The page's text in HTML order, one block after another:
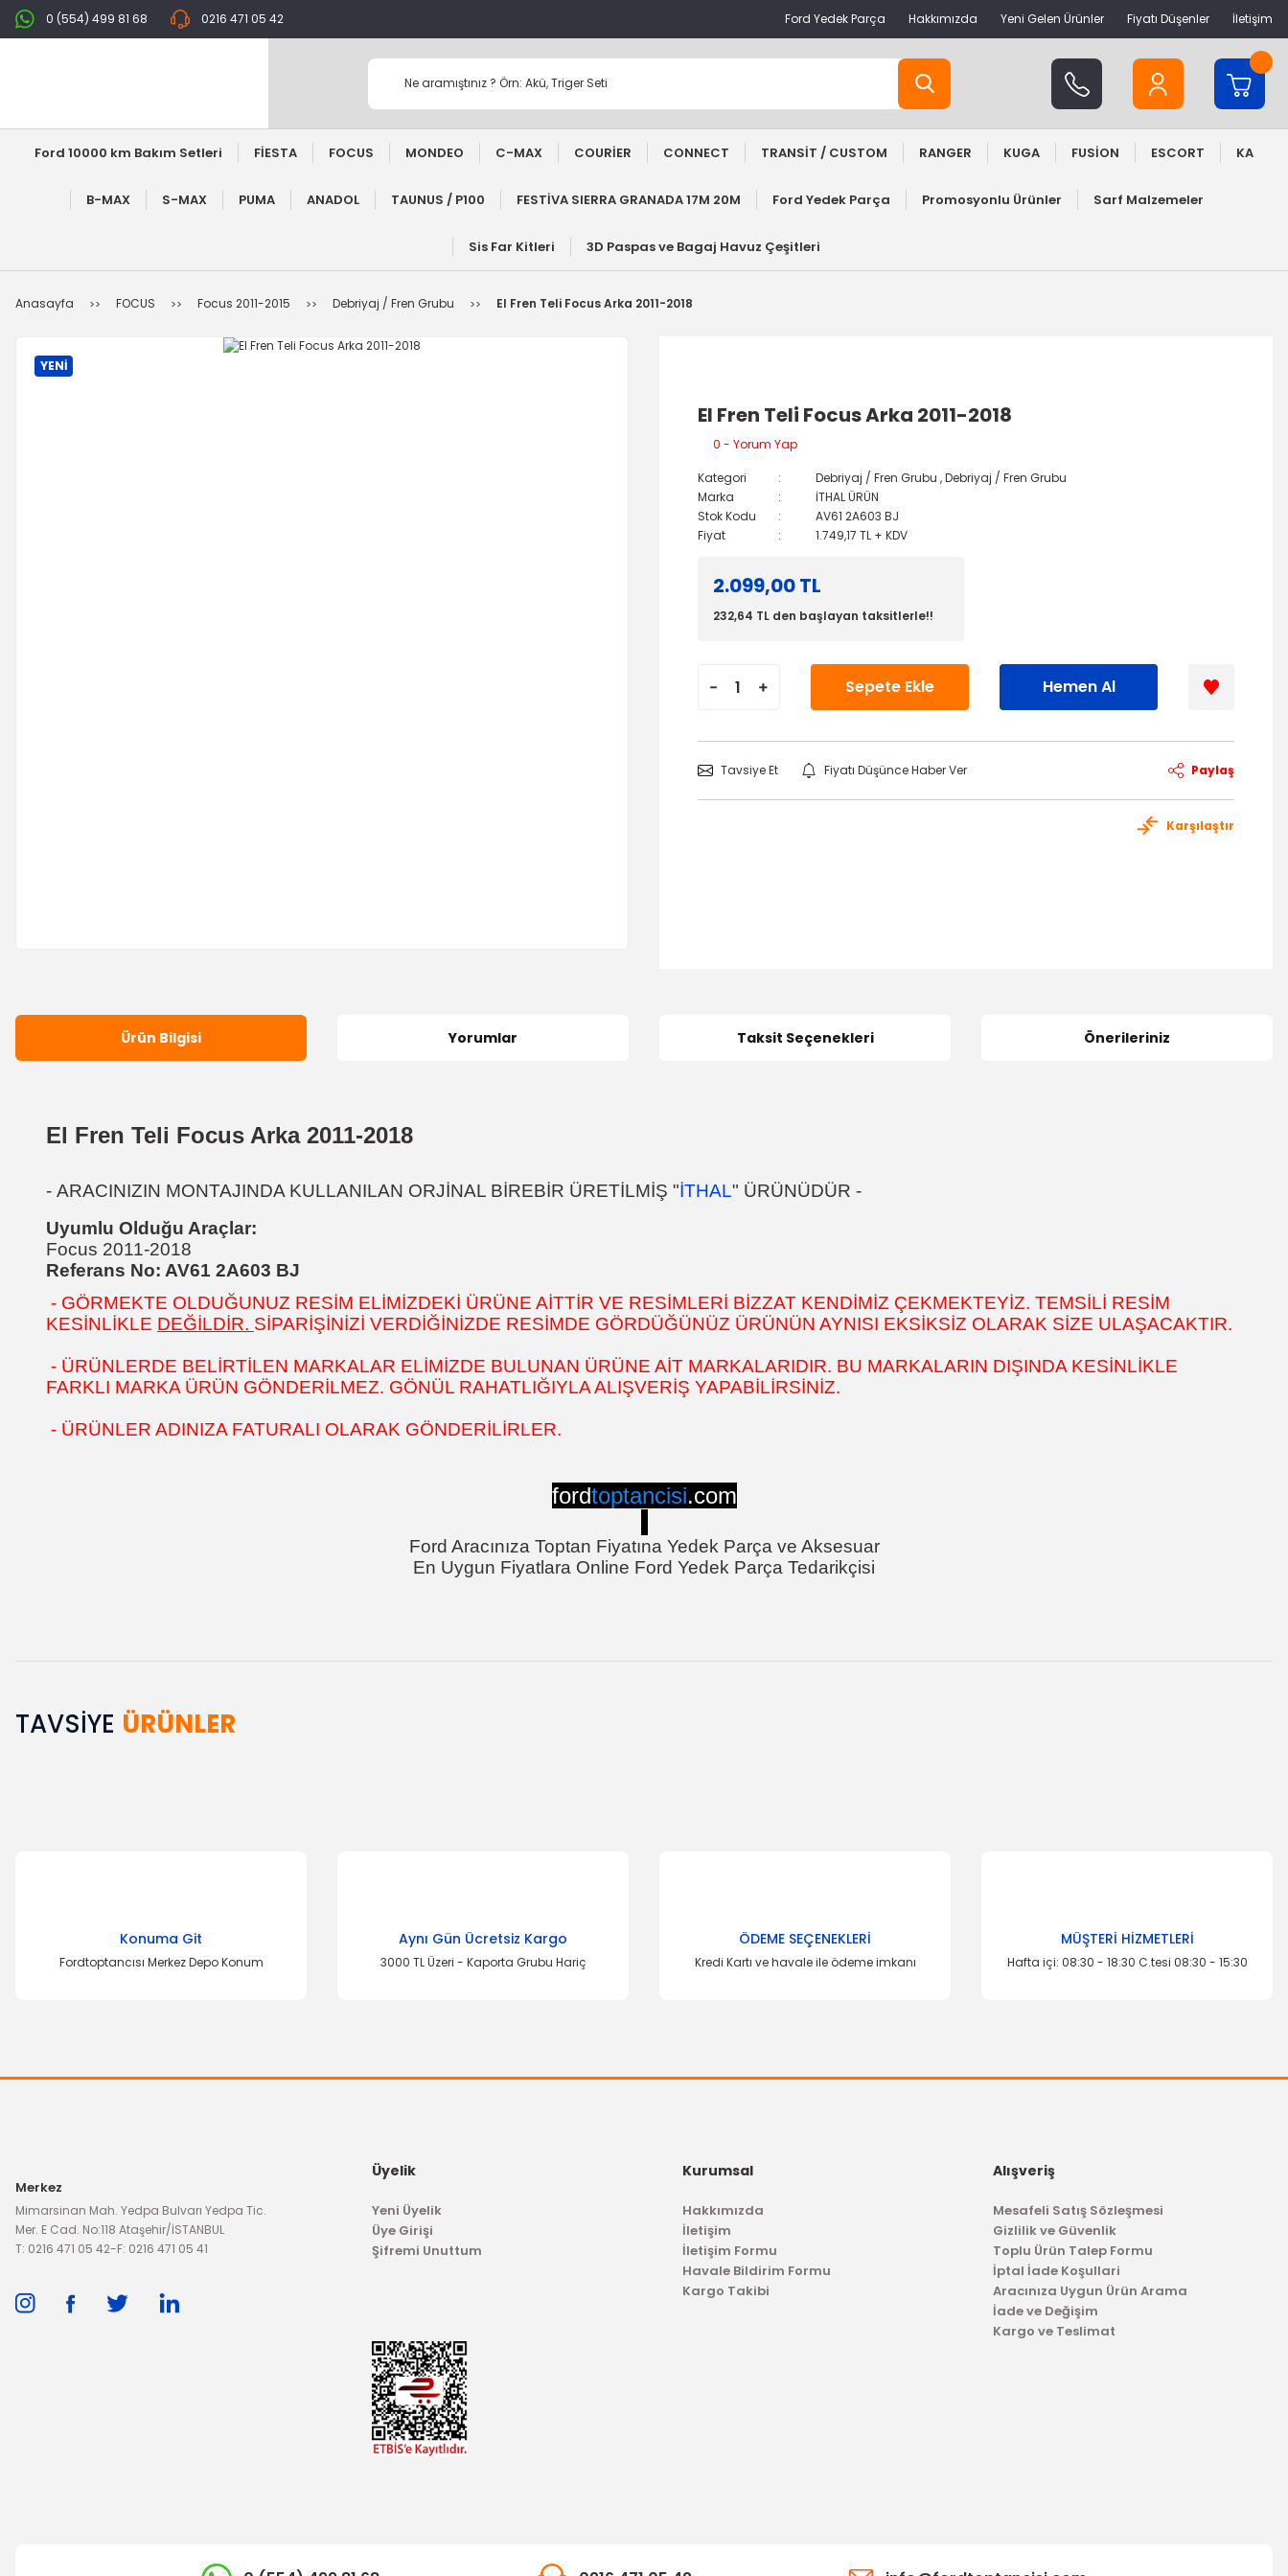
0 (554) 499 81 68 0216 471 05 42 Ford Yedek Parça Hakkımızda Yeni Gelen Ürünler Fiyatı Düşenler İletişim
Ford 10000 km Bakım Setleri FİESTA FOCUS MONDEO C-MAX COURİER CONNECT TRANSİT / CUSTOM RANGER KUGA FUSİON ESCORT KA
B-MAX S-MAX PUMA ANADOL TAUNUS / P100 FESTİVA SIERRA GRANADA 17M 20M Ford Yedek Parça Promosyonlu Ürünler Sarf Malzemeler
Sis Far Kitleri 3D Paspas ve Bagaj Havuz Çeşitleri
Anasayfa FOCUS Focus 2011-2015 Debriyaj / Fren Grubu El Fren Teli Focus Arka 2011-2018
YENİ
El Fren Teli Focus Arka 2011-2018
0 - Yorum Yap
Kategori Debriyaj / Fren Grubu ,Debriyaj / Fren Grubu
Marka
İTHAL ÜRÜN
Stok Kodu
AV61 2A603 BJ
Fiyat
1.749,17 TL + KDV
2.099,00 TL
232,64 TL den başlayan taksitlerle!!
Sepete Ekle Hemen Al
Tavsiye Et Fiyatı Düşünce Haber Ver Paylaş
Karşılaştır
Ürün Bilgisi Yorumlar Taksit Seçenekleri Önerileriniz
El Fren Teli Focus Arka 2011-2018
- ARACINIZIN MONTAJINDA KULLANILAN ORJİNAL BİREBİR ÜRETİLMİŞ "İTHAL" ÜRÜNÜDÜR -
Uyumlu Olduğu Araçlar:
Focus 2011-2018
Referans No: AV61 2A603 BJ
- GÖRMEKTE OLDUĞUNUZ RESİM ELİMİZDEKİ ÜRÜNE AİTTİR VE RESİMLERİ BİZZAT KENDİMİZ ÇEKMEKTEYİZ. TEMSİLİ RESİM
KESİNLİKLE DEĞİLDİR. SİPARİŞİNİZİ VERDİĞİNİZDE RESİMDE GÖRDÜĞÜNÜZ ÜRÜNÜN AYNISI EKSİKSİZ OLARAK SİZE ULAŞACAKTIR.
- ÜRÜNLERDE BELİRTİLEN MARKALAR ELİMİZDE BULUNAN ÜRÜNE AİT MARKALARIDIR. BU MARKALARIN DIŞINDA KESİNLİKLE
FARKLI MARKA ÜRÜN GÖNDERİLMEZ. GÖNÜL RAHATLIĞIYLA ALIŞVERİŞ YAPABİLİRSİNİZ.
- ÜRÜNLER ADINIZA FATURALI OLARAK GÖNDERİLİRLER.
fordtoptancisi.com
Ford Aracınıza Toptan Fiyatına Yedek Parça ve Aksesuar
En Uygun Fiyatlara Online Ford Yedek Parça Tedarikçisi
Bu ürünün fiyat bilgisi, resim, ürün açıklamalarında ve diğer konularda yetersiz gördüğünüz noktaları öneri formunu kullanarak tarafımıza iletebilirsiniz.
TAVSİYE ÜRÜNLER
674,12 TL
OTOSAN
TÜKENDİ
Konuma Git
Fordtoptancısı Merkez Depo Konum
Aynı Gün Ücretsiz Kargo
3000 TL Üzeri - Kaporta Grubu Hariç
ÖDEME SEÇENEKLERİ
Kredi Kartı ve havale ile ödeme imkanı
MÜŞTERİ HİZMETLERİ
Hafta içi: 08:30 - 18:30 C.tesi 08:30 - 15:30
Merkez
Mimarsinan Mah. Yedpa Bulvarı Yedpa Tic.
Mer. E Cad. No:118 Ataşehir/İSTANBUL
T: 0216 471 05 42-F: 0216 471 05 41
Üyelik
Yeni Üyelik
Üye Girişi
Şifremi Unuttum
Kurumsal
Hakkımızda
İletişim
İletişim Formu
Havale Bildirim Formu
Kargo Takibi
Alışveriş
Mesafeli Satış Sözleşmesi
Gizlilik ve Güvenlik
Toplu Ürün Talep Formu
İptal İade Koşullari
Aracınıza Uygun Ürün Arama
İade ve Değişim
Kargo ve Teslimat